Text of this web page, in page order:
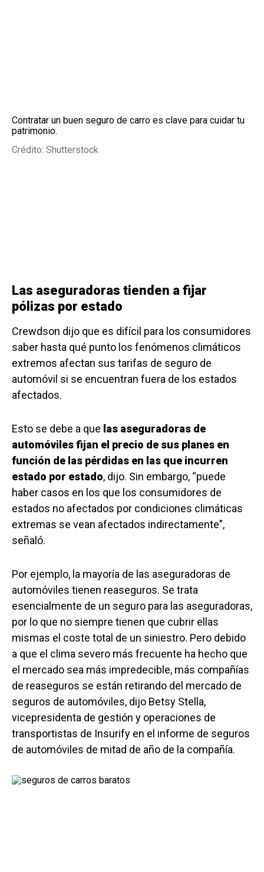
Contratar un buen seguro de carro es clave para cuidar tu
patrimonio.
Crédito: Shutterstock
Las aseguradoras tienden a fijar
pólizas por estado
Crewdson dijo que es difícil para los consumidores
saber hasta qué punto los fenómenos climáticos
extremos afectan sus tarifas de seguro de
automóvil si se encuentran fuera de los estados
afectados.
Esto se debe a que las aseguradoras de
automóviles fijan el precio de sus planes en
función de las pérdidas en las que incurren
estado por estado, dijo. Sin embargo, “puede
haber casos en los que los consumidores de
estados no afectados por condiciones climáticas
extremas se vean afectados indirectamente”,
señaló.
Por ejemplo, la mayoría de las aseguradoras de
automóviles tienen reaseguros. Se trata
esencialmente de un seguro para las aseguradoras,
por lo que no siempre tienen que cubrir ellas
mismas el coste total de un siniestro. Pero debido
a que el clima severo más frecuente ha hecho que
el mercado sea más impredecible, más compañías
de reaseguros se están retirando del mercado de
seguros de automóviles, dijo Betsy Stella,
vicepresidenta de gestión y operaciones de
transportistas de Insurify en el informe de seguros
de automóviles de mitad de año de la compañía.